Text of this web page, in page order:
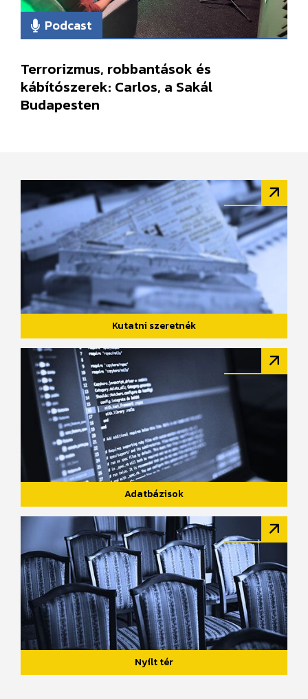
Podcast
Terrorizmus, robbantások és
kábítószerek: Carlos, a Sakál
Budapesten
Kutatni szeretnék
Adatbázisok
Nyílt tér